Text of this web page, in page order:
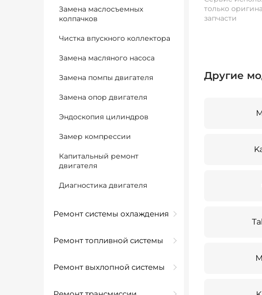
Замена маслосъемных
колпачков
Чистка впускного коллектора
Замена масляного насоса
Замена помпы двигателя
Замена опор двигателя
Эндоскопия цилиндров
Замер компрессии
Капитальный ремонт
двигателя
Диагностика двигателя
Ремонт системы охлаждения
Ремонт топливной системы
Ремонт выхлопной системы
только
запчасти
Другие